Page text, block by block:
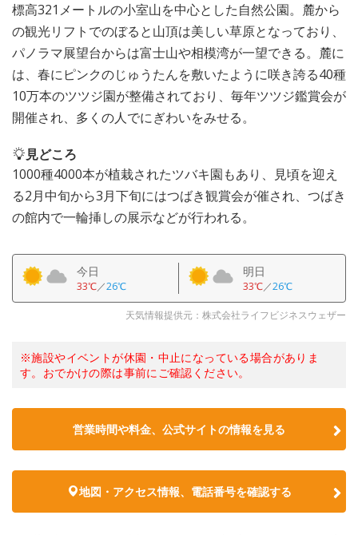
標高321メートルの小室山を中心とした自然公園。麓から
の観光リフトでのぼると山頂は美しい草原となっており、
パノラマ展望台からは富士山や相模湾が一望できる。麓に
は、春にピンクのじゅうたんを敷いたように咲き誇る40種
10万本のツツジ園が整備されており、毎年ツツジ鑑賞会が
開催され、多くの人でにぎわいをみせる。
見どころ
1000種4000本が植栽されたツバキ園もあり、見頃を迎え
る2月中旬から3月下旬にはつばき観賞会が催され、つばき
の館内で一輪挿しの展示などが行われる。
今日
33℃／26℃
明日
33℃／26℃
天気情報提供元：株式会社ライフビジネスウェザー
※施設やイベントが休園・中止になっている場合がありま
す。おでかけの際は事前にご確認ください。
営業時間や料金、公式サイトの情報を見る
地図・アクセス情報、電話番号を確認する